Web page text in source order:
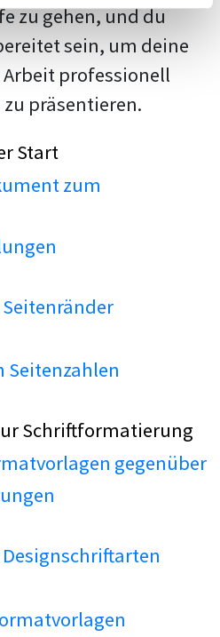
zu gehen, und du
sein, um deine
professionell
präsentieren.
Start
zum
Seitenzahlen
Schriftformatierung
gegenüber